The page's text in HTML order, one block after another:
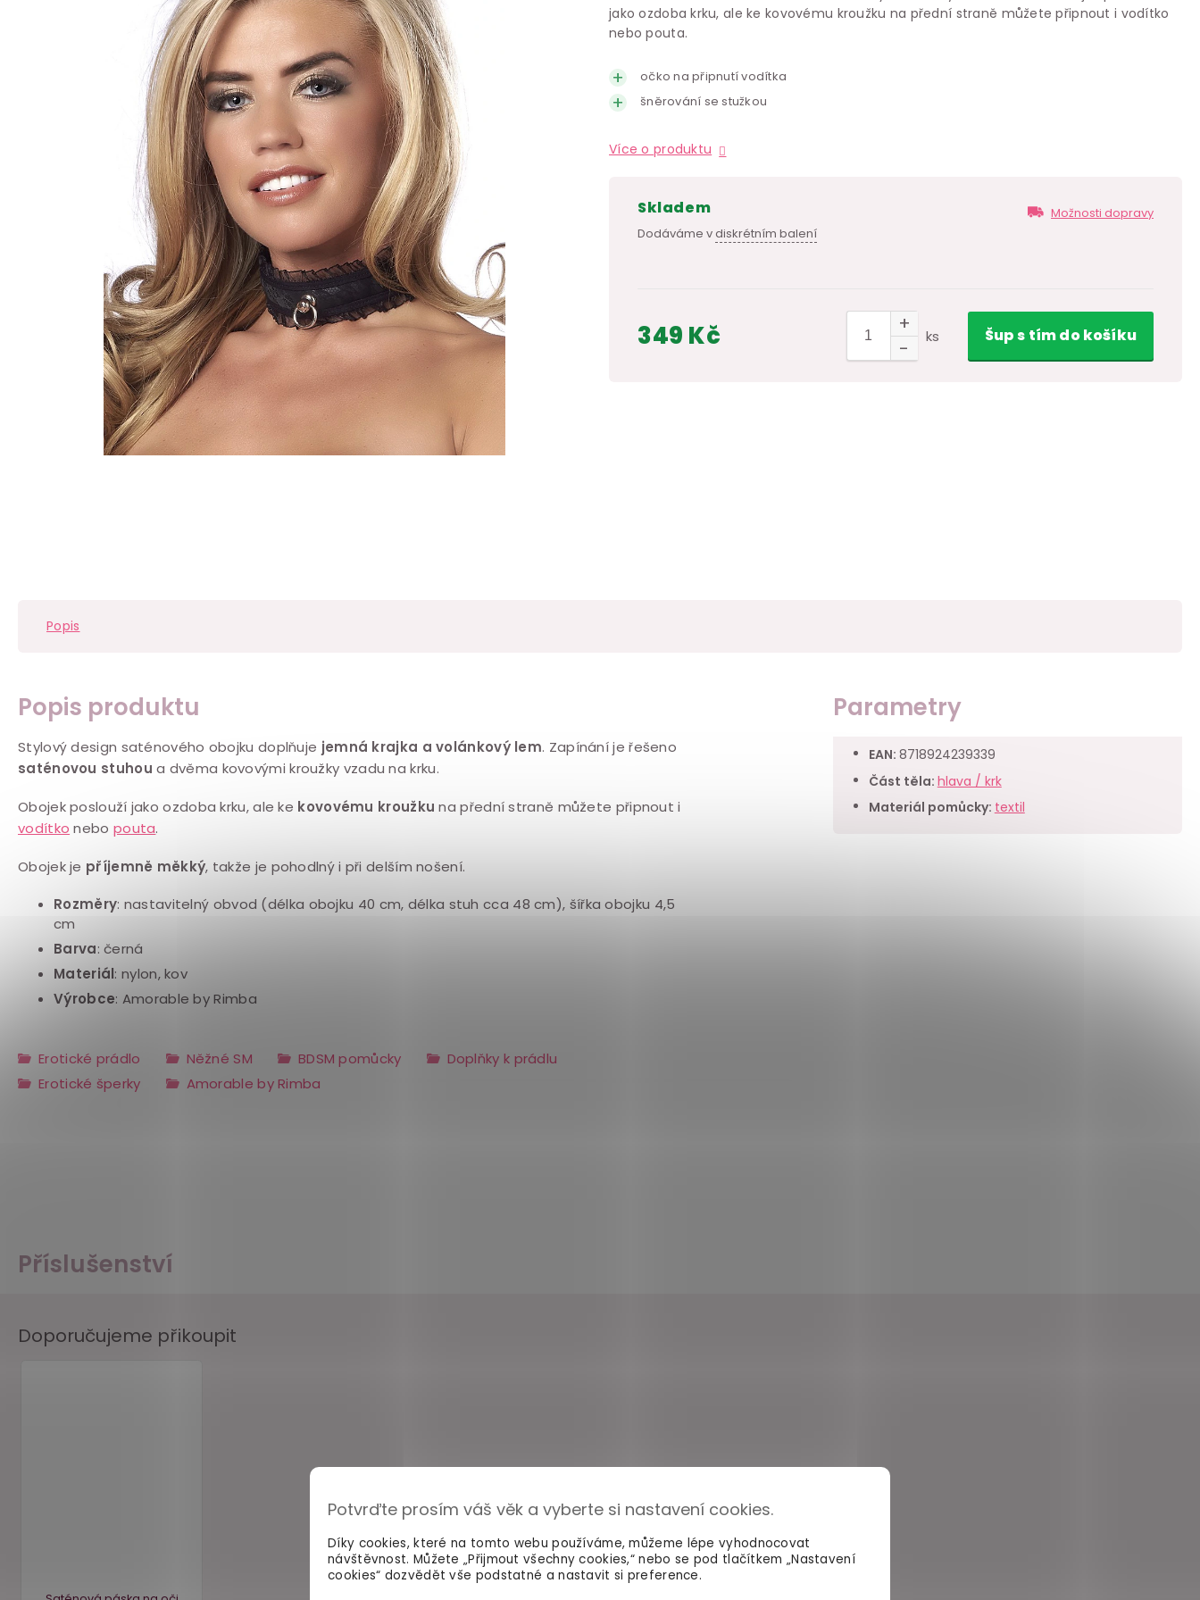
Potvrďte prosím váš věk a vyberte si nastavení cookies.
Díky cookies, které na tomto webu používáme, můžeme lépe vyhodnocovat
návštěvnost. Můžete „Přijmout všechny cookies,“ nebo se pod tlačítkem „Nastavení
cookies“ dozvědět vše podstatné a nastavit si preference.
jako ozdoba krku, ale ke kovovému kroužku na přední straně můžete připnout i vodítko
nebo pouta.
očko na připnutí vodítka
šněrování se stužkou
Více o produktu
skladem
Dodáváme vdiskrétním balení
Možnosti dopravy
349 Kč ks Šups tímdo košíku
Příslušenství
Popis
Popis produktu
Stylový design saténového obojku doplňuje jemná krajka a volánkový lem. Zapínání je řešeno
saténovou stuhoua dvěma kovovými kroužky vzadu na krku.
Obojek poslouží jako ozdoba krku, ale ke kovovému kroužku na přední straně můžete připnout i
vodítko nebo pouta.
Obojek je příjemně měkký, takže je pohodlný i při delším nošení.
Rozměry: nastavitelný obvod (délka obojku 40 cm, délka stuh cca 48 cm), šířka obojku 4,5
cm
Barva: černá
Materiál: nylon, kov
Výrobce: Amorable by Rimba
Erotické prádlo Něžné SM BDSM pomůcky
Doplňky k prádlu
Erotické šperky
Amorable by Rimba
Parametry
EAN: 8718924239339
Část těla: hlava / krk
Materiál pomůcky: textil
Doporučujeme přikoupit